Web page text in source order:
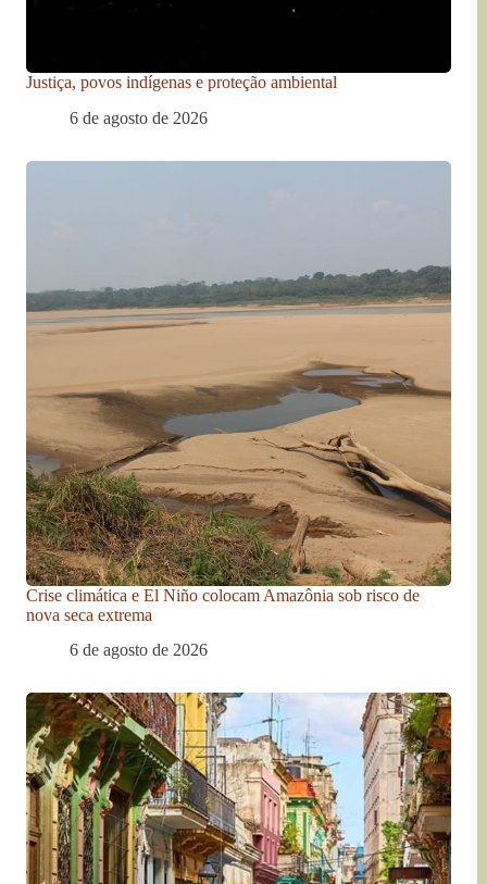
Justiça, povos indígenas e proteção ambiental
6 de agosto de 2026
Crise climática e El Niño colocam Amazônia sob risco de
nova seca extrema
6 de agosto de 2026